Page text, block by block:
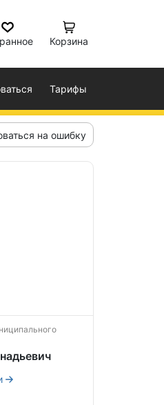
Корзина
Тарифы
на ошибку